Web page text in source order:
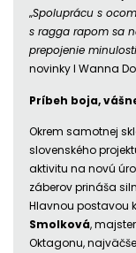
„Spoluprácu s
s ragga rapom sa
prepojenie
novinky I Wanna
Príbeh boja,
Okrem samotnej
slovenského
aktivitu na novú
záberov prináša
Hlavnou postavou
Smolková,
Oktagonu,